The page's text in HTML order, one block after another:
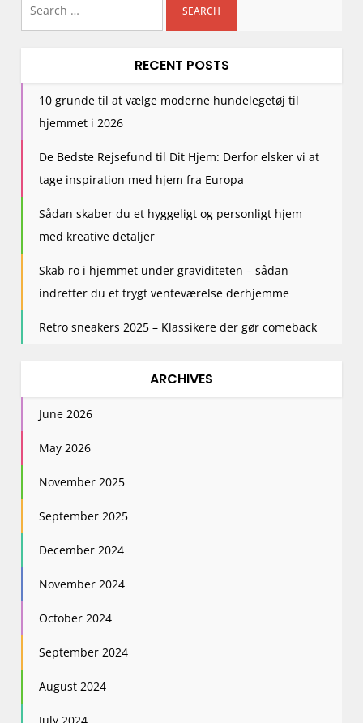
RECENT POSTS
10 grunde til at vælge moderne hundelegetøj til
hjemmet i 2026
De Bedste Rejsefund til Dit Hjem: Derfor elsker vi at
tage inspiration med hjem fra Europa
Sådan skaber du et hyggeligt og personligt hjem
med kreative detaljer
Skab ro i hjemmet under graviditeten – sådan
indretter du et trygt venteværelse derhjemme
Retro sneakers 2025 – Klassikere der gør comeback
ARCHIVES
June 2026
May 2026
November 2025
September 2025
December 2024
November 2024
October 2024
September 2024
August 2024